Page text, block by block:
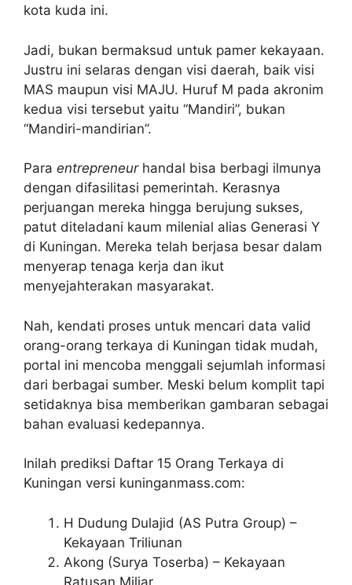
kota kuda ini.
Jadi, bukan bermaksud untuk pamer kekayaan.
Justru ini selaras dengan visi daerah, baik visi
MAS maupun visi MAJU. Huruf M pada akronim
kedua visi tersebut yaitu “Mandiri”, bukan
“Mandiri-mandirian”.
Para entrepreneurhandal bisa berbagi ilmunya
dengan difasilitasi pemerintah. Kerasnya
perjuangan mereka hingga berujung sukses,
patut diteladani kaum milenial alias Generasi Y
di Kuningan. Mereka telah berjasa besar dalam
menyerap tenaga kerja dan ikut
menyejahterakan masyarakat.
Nah, kendati proses untuk mencari data valid
orang-orang terkaya di Kuningan tidak mudah,
portal ini mencoba menggali sejumlah informasi
dari berbagai sumber. Meski belum komplit tapi
setidaknya bisa memberikan gambaran sebagai
bahan evaluasi kedepannya.
Inilah prediksi Daftar 15 Orang Terkaya di
Kuningan versi kuninganmass.com:
H Dudung Dulajid (AS Putra Group) –
Kekayaan Triliunan
Akong (Surya Toserba) – Kekayaan
Ratusan Miliar